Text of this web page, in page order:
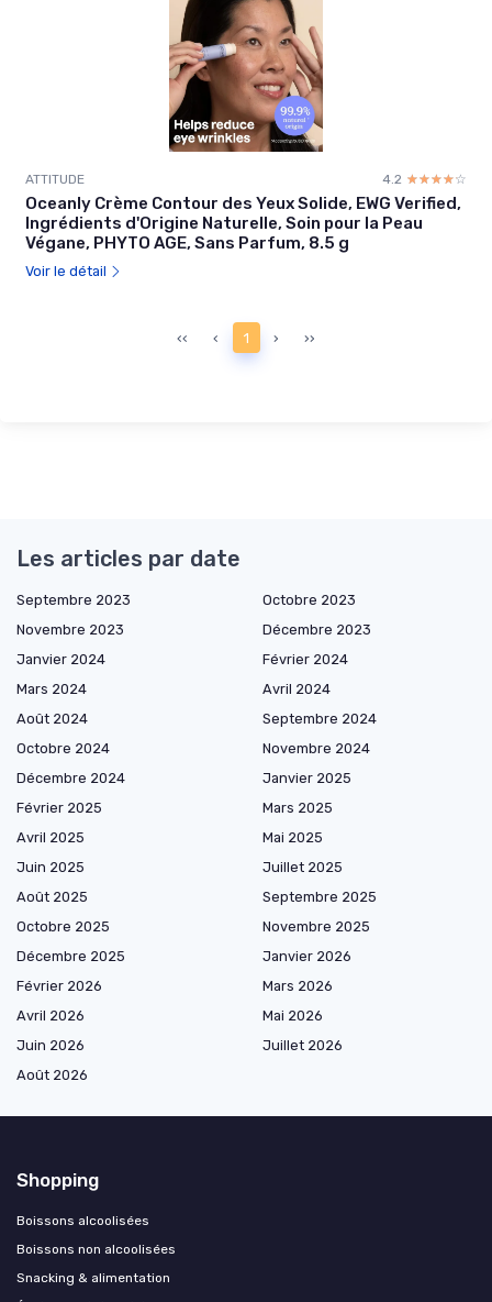
ATTITUDE 4.2 ☆☆☆☆☆
★★★★★
Oceanly Crème Contour des Yeux Solide, EWG Verified,
Ingrédients d'Origine Naturelle, Soin pour la Peau
Végane, PHYTO AGE, Sans Parfum, 8.5 g
Voir le détail
‹‹ ‹ 1 › ››
Les articles par date
Septembre 2023
Octobre 2023
Novembre 2023
Décembre 2023
Janvier 2024
Février 2024
Mars 2024
Avril 2024
Août 2024
Septembre 2024
Octobre 2024
Novembre 2024
Décembre 2024
Janvier 2025
Février 2025
Mars 2025
Avril 2025
Mai 2025
Juin 2025
Juillet 2025
Août 2025
Septembre 2025
Octobre 2025
Novembre 2025
Décembre 2025
Janvier 2026
Février 2026
Mars 2026
Avril 2026
Mai 2026
Juin 2026
Juillet 2026
Août 2026
Shopping
Boissons alcoolisées
Boissons non alcoolisées
Snacking & alimentation